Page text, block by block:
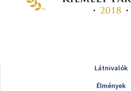
Látnivalók
Élmények